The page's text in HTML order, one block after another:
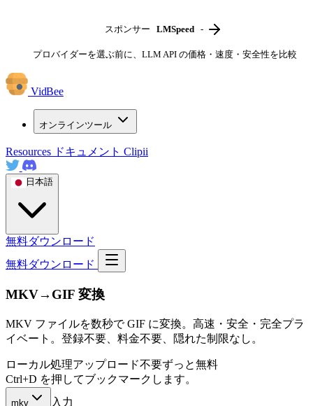
スポンサー LMSpeed -
プロバイダーを選ぶ前に、LLM API の価格・速度・安全性を比較
VidBee
オンラインツール
Resources ドキュメント Clipii
日本語
無料ダウンロード
無料ダウンロード
MKV→GIF 変換
MKV ファイルを数秒で GIF に変換。高速・安全・完全プラ
イベート。登録不要、料金不要、隠れた制限なし。
ローカル処理アップロード不要ずっと無料
Ctrl+D を押してブックマークします。
mkv 入力